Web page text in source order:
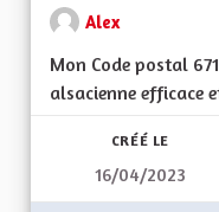
Alex
Mon Code postal
alsacienne efficace
CRÉÉ LE
16/04/2023